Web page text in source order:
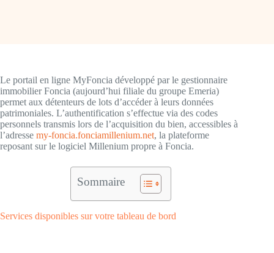
Le portail en ligne MyFoncia développé par le gestionnaire
immobilier Foncia (aujourd’hui filiale du groupe Emeria)
permet aux détenteurs de lots d’accéder à leurs données
patrimoniales. L’authentification s’effectue via des codes
personnels transmis lors de l’acquisition du bien, accessibles à
l’adresse my-foncia.fonciamillenium.net, la plateforme
reposant sur le logiciel Millenium propre à Foncia.
Sommaire
Services disponibles sur votre tableau de bord